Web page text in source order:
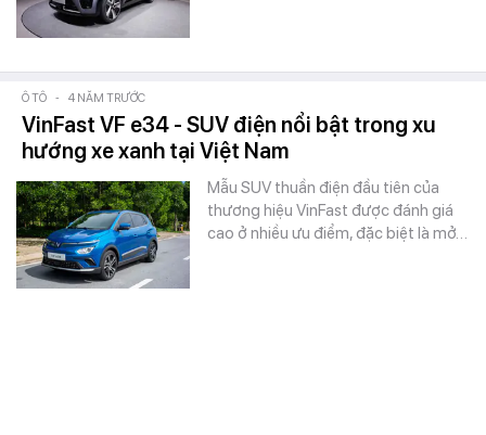
Ô TÔ - 4 NĂM TRƯỚC
VinFast VF e34 - SUV điện nổi bật trong xu
hướng xe xanh tại Việt Nam
Mẫu SUV thuần điện đầu tiên của
thương hiệu VinFast được đánh giá
cao ở nhiều ưu điểm, đặc biệt là mở…